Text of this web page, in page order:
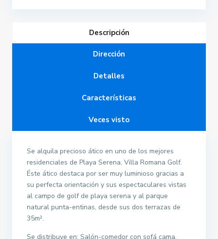
Descripción
Dirección
Detalles
Características
Veces visto
Se alquila precioso ático en uno de los mejores
residenciales de Playa Serena, Villa Romana Golf.
Éste ático destaca por ser muy luminioso gracias a
su perfecta orientación y sus espectaculares vistas
al campo de golf de playa serena y al parque
natural punta-entinas, desde sus dos terrazas de
35m².
Se distribuye en: Salón-comedor con sofá cama,